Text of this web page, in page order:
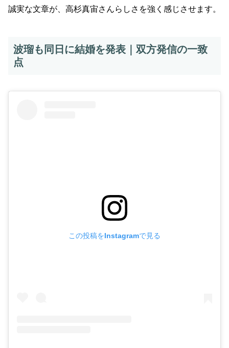
誠実な文章が、高杉真宙さんらしさを強く感じさせます。
波瑠も同日に結婚を発表｜双方発信の一致
点
この投稿をInstagramで見る